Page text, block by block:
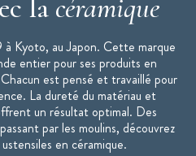
la céramique
Kyoto, au Japon. Cette marque
entier pour ses produits en
est pensé et travaillé pour
La dureté du matériau et
un résultat optimal. Des
par les moulins, découvrez
en céramique.